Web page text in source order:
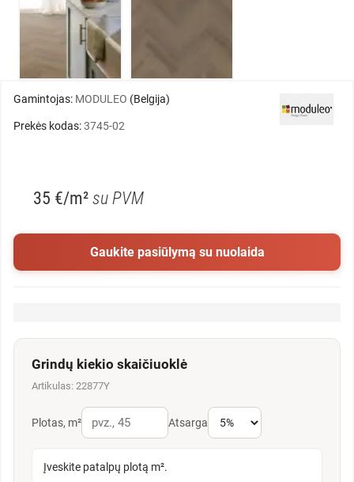
Gamintojas: MODULEO (Belgija)
Prekės kodas:3745-02
35 €/m² su PVM
Gaukite pasiūlymą su nuolaida
Grindų kiekio skaičiuoklė
Artikulas: 22877Y
Plotas, m² Atsarga
Įveskite patalpų plotą m².